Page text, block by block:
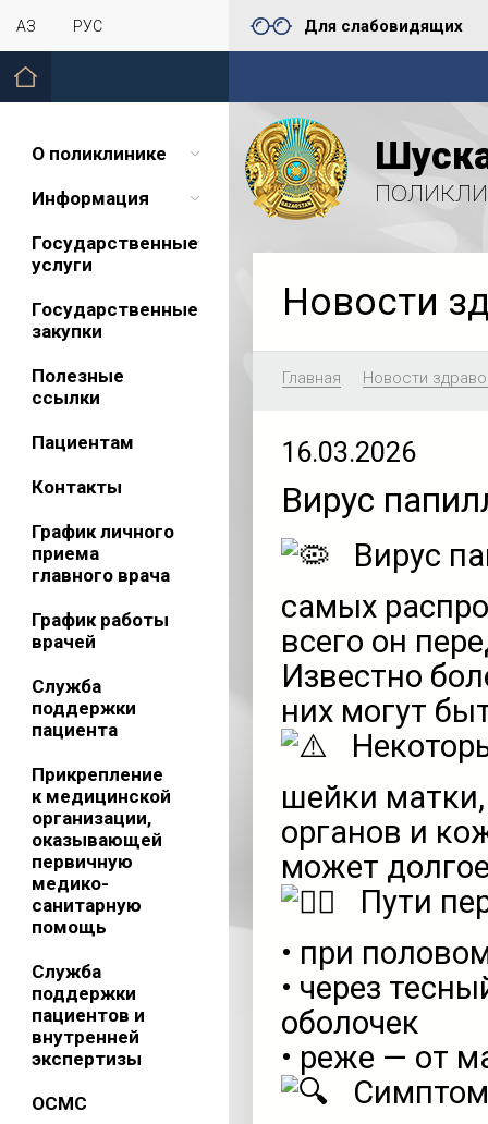
ҚАЗ РУС Для слабовидящих
О поликлинике
Информация
Государственные
услуги
Государственные
закупки
Полезные
ссылки
Пациентам
Контакты
График личного
приема
главного врача
График работы
врачей
Служба
поддержки
пациента
Прикрепление
к медицинской
организации,
оказывающей
первичную
медико-
санитарную
помощь
Служба
поддержки
пациентов и
внутренней
экспертизы
ОСМС
Новости
Главная Новости
16.03.2026
Вирус
Вирус
самых
всего он
Известно
них могут
шейки
органов и
может
Пути
• при
• через
оболочек
• реже — от